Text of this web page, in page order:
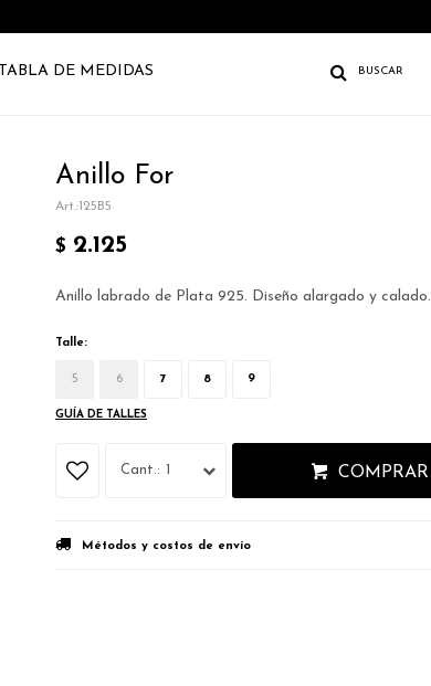
TABLA DE MEDIDAS
Anillo For
125B5
$ 2.125
Anillo labrado de Plata 925. Diseño alargado y calado.
Talle:
5 6 7 8 9
GUÍA DE TALLES
1 COMPRAR
Métodos y costos de envío